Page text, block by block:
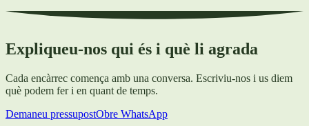
Expliqueu-nos qui és i què li agrada
Cada encàrrec comença amb una conversa. Escriviu-nos i us diem
què podem fer i en quant de temps.
Demaneu pressupostObre WhatsApp